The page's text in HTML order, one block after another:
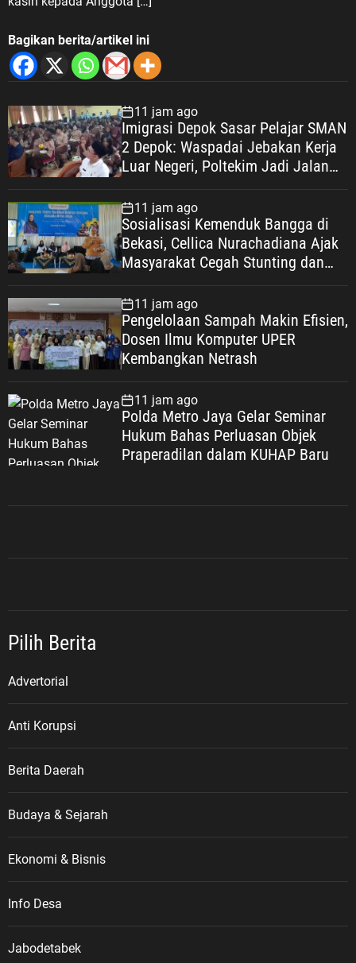
Bagikan berita/artikel ini
11 jam ago
Imigrasi Depok Sasar Pelajar SMAN
2 Depok: Waspadai Jebakan Kerja
Luar Negeri, Poltekim Jadi Jalan
11 jam ago
Sosialisasi Kemenduk Bangga di
Bekasi, Cellica Nurachadiana Ajak
Masyarakat Cegah Stunting dan
11 jam ago
Pengelolaan Sampah Makin Efisien,
Dosen Ilmu Komputer UPER
Kembangkan Netrash
11 jam ago
Polda Metro Jaya Gelar Seminar
Hukum Bahas Perluasan Objek
Praperadilan dalam KUHAP Baru
Pilih Berita
Advertorial
Anti Korupsi
Berita Daerah
Budaya & Sejarah
Ekonomi & Bisnis
Info Desa
Jabodetabek